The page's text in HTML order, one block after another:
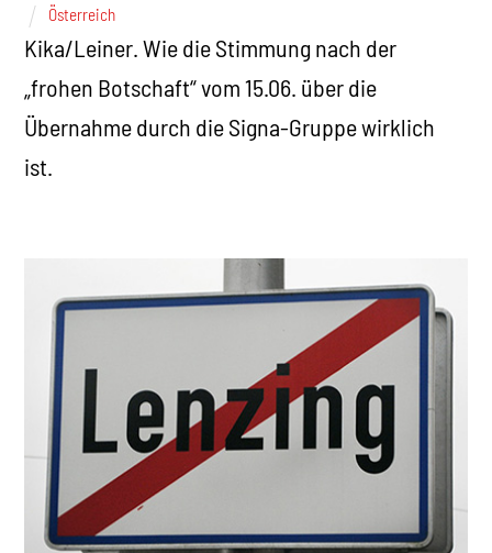
Österreich
Kika/Leiner. Wie die Stimmung nach der
„frohen Botschaft“ vom 15.06. über die
Übernahme durch die Signa-Gruppe wirklich
ist.